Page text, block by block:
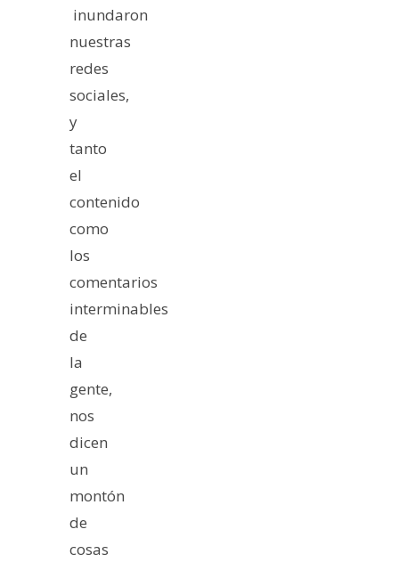
inundaron
nuestras
redes
sociales,
y
tanto
el
contenido
como
los
comentarios
interminables
de
la
gente,
nos
dicen
un
montón
de
cosas